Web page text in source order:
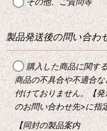
製品発送後の問い合わ
購入した商品に関す
商品の不具合や不適合
付けておりません。【
のお問い合わせ先>に指
【同封の製品案内